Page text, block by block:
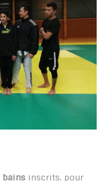
bainsinscrits. pour